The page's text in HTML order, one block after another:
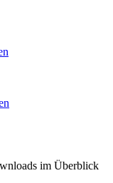
im Überblick